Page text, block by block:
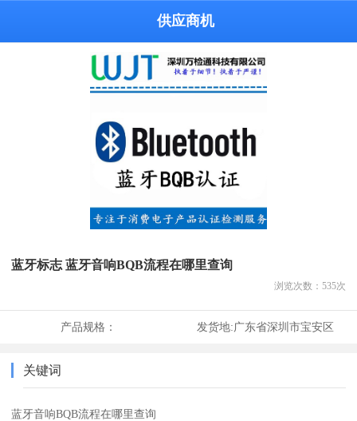
供应商机
蓝牙标志 蓝牙音响BQB流程在哪里查询
浏览次数： 535次
产品规格： 发货地:广东省深圳市宝安区
关键词
蓝牙音响BQB流程在哪里查询